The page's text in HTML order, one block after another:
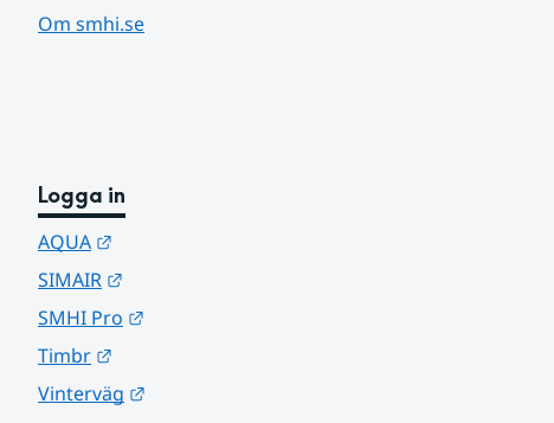
Om smhi.se
Logga in
AQUA
SIMAIR
SMHI Pro
Timbr
Vinterväg